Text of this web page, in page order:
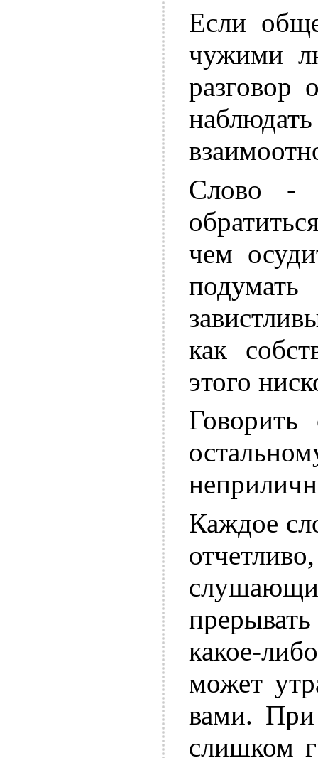
Если
чужими
разговор
Слово -
чем
как
этого
Каждое
какое-
может
вами.
слишком